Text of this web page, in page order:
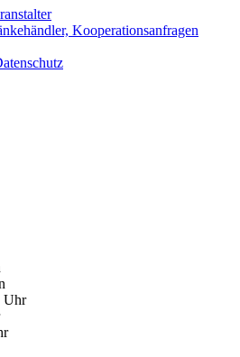
Kooperationsanfragen
Uhr